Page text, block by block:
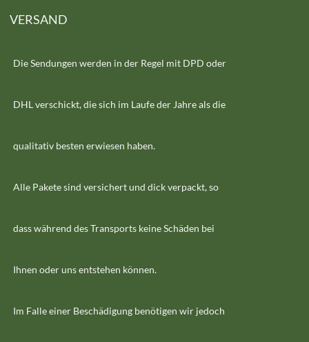
VERSAND
Die Sendungen werden in der Regel mit DPD oder
DHL verschickt, die sich im Laufe der Jahre als die
qualitativ besten erwiesen haben.
Alle Pakete sind versichert und dick verpackt, so
dass während des Transports keine Schäden bei
Ihnen oder uns entstehen können.
Im Falle einer Beschädigung benötigen wir jedoch